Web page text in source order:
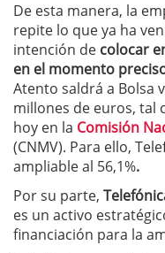
De esta manera, la
repite lo que ya ha
intención de colocar
en el momento
Atento saldrá a Bolsa
millones de euros, tal
hoy en la Comisión
(CNMV). Para ello,
ampliable al 56,1%.
Por su parte,
es un activo
financiación para la